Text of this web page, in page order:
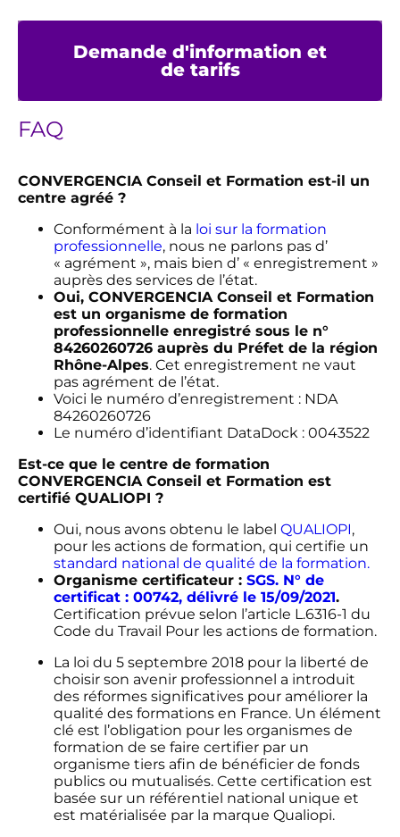
Demande d'information et
de tarifs
FAQ
CONVERGENCIA Conseil et Formation est-il un
centre agréé ?
Conformément à la loi sur la formation
professionnelle, nous ne parlons pas d’
« agrément », mais bien d’ « enregistrement »
auprès des services de l’état.
Oui, CONVERGENCIA Conseil et Formation
est un organisme de formation
professionnelle enregistré sous le n°
84260260726 auprès du Préfet de la région
Rhône-Alpes. Cet enregistrement ne vaut
pas agrément de l’état.
Voici le numéro d’enregistrement : NDA
84260260726
Le numéro d’identifiant DataDock : 0043522
Est-ce que le centre de formation
CONVERGENCIA Conseil et Formation est
certifié QUALIOPI ?
Oui, nous avons obtenu le label QUALIOPI,
pour les actions de formation, qui certifie un
standard national de qualité de la formation.
Organisme certificateur : SGS. N° de
certificat : 00742, délivré le 15/09/2021.
Certification prévue selon l’article L.6316-1 du
Code du Travail Pour les actions de formation.
La loi du 5 septembre 2018 pour la liberté de
choisir son avenir professionnel a introduit
des réformes significatives pour améliorer la
qualité des formations en France. Un élément
clé est l’obligation pour les organismes de
formation de se faire certifier par un
organisme tiers afin de bénéficier de fonds
publics ou mutualisés. Cette certification est
basée sur un référentiel national unique et
est matérialisée par la marque Qualiopi.